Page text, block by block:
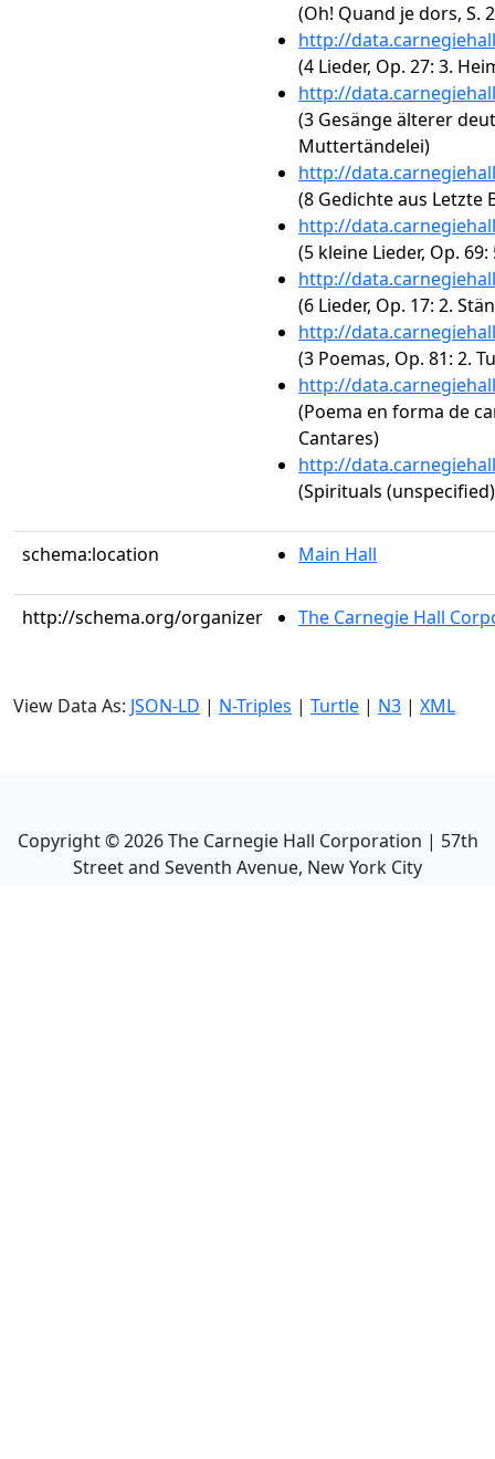
(Oh! Quand je dors, S.
http://
(4 Lieder, Op. 27: 3.
http://
(3 Gesänge älterer
Muttertändelei)
http://
(8 Gedichte aus Letzte
http://
(5 kleine Lieder, Op.
http://
(6 Lieder, Op. 17: 2.
http://
(3 Poemas, Op. 81: 2.
http://
(Poema en forma de
Cantares)
http://
(Spirituals
schema:location Main Hall
http://schema.org/organizer The Carnegie Hall
View Data As: JSON-LD | N-Triples | Turtle | N3 | XML
Copyright ©2026The Carnegie Hall Corporation | 57th
Street and Seventh Avenue, New York City